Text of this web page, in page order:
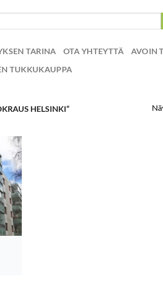
TARINA OTA YHTEYTTÄ
AVOIN
TUKKUKAUPPA
HELSINKI”